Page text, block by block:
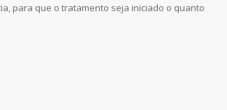
para que o tratamento seja iniciado o quanto